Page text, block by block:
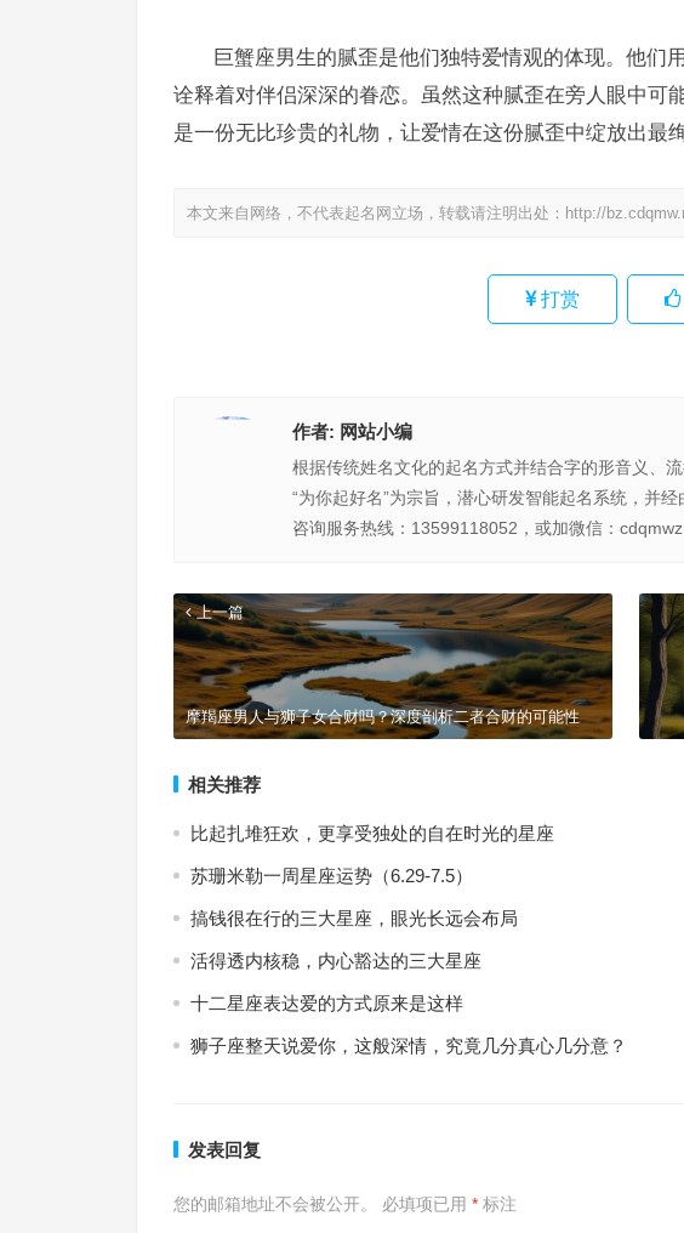
巨蟹座男生的腻歪是他们独特爱情观的体现。他们
诠释着对伴侣深深的眷恋。虽然这种腻歪在旁人眼中可
是一份无比珍贵的礼物，让爱情在这份腻歪中绽放出最
本文来自网络，不代表起名网立场，转载请注明出处： http://
打赏
作者: 网站小编
根据传统姓名文化的起名方式并结合字的形音义、
“为你起好名”为宗旨，潜心研发智能起名系统，并
咨询服务热线：13599118052，或加微信：cdqmwz
上一篇
摩羯座男人与狮子女合财吗？深度剖析二者合财的可能性
相关推荐
比起扎堆狂欢，更享受独处的自在时光的星座
苏珊米勒一周星座运势（6.29-7.5）
搞钱很在行的三大星座，眼光长远会布局
活得透内核稳，内心豁达的三大星座
十二星座表达爱的方式原来是这样
狮子座整天说爱你，这般深情，究竟几分真心几分意？
发表回复
您的邮箱地址不会被公开。 必填项已用 * 标注